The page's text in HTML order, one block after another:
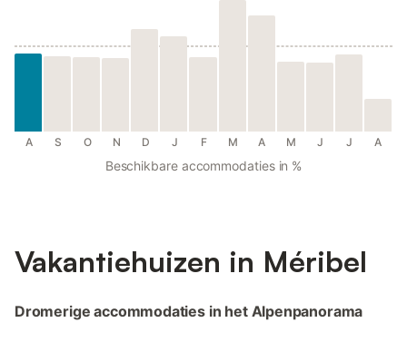
A S O N D J F M A M J J A
Beschikbare accommodaties in %
Vakantiehuizen in Méribel
Dromerige accommodaties in het Alpenpanorama